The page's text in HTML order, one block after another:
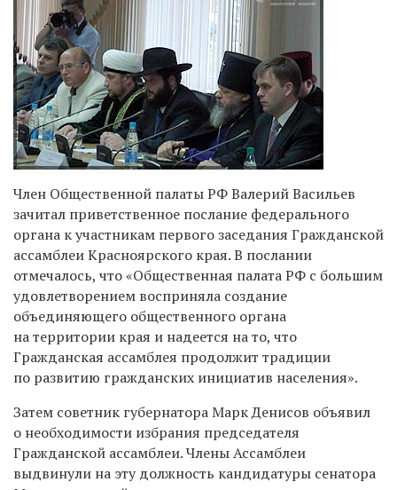
Член Общественной палаты РФ Валерий Васильев
зачитал приветственное послание федерального
органа к участникам первого заседания Гражданской
ассамблеи Красноярского края. В послании
отмечалось, что «Общественная палата РФ с большим
удовлетворением восприняла создание
объединяющего общественного органа
на территории края и надеется на то, что
Гражданская ассамблея продолжит традиции
по развитию гражданских инициатив населения».
Затем советник губернатора Марк Денисов объявил
о необходимости избрания председателя
Гражданской ассамблеи. Члены Ассамблеи
выдвинули на эту должность кандидатуры сенатора